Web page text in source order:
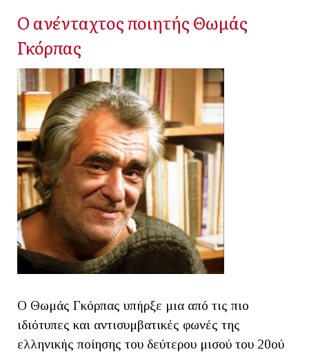
Ο ανένταχτος ποιητής Θωμάς
Γκόρπας
Ο Θωμάς Γκόρπας υπήρξε μια από τις πιο
ιδιότυπες και αντισυμβατικές φωνές της
ελληνικής ποίησης του δεύτερου μισού του 20ού